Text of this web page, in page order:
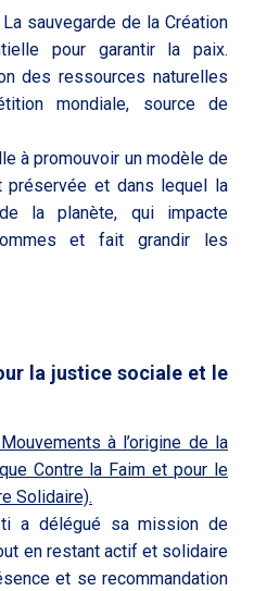
La sauvegarde de la Création
pour garantir la paix.
des ressources naturelles
mondiale, source de
à promouvoir un modèle de
et dans lequel la
la planète, qui impacte
et fait grandir les
la justice sociale et le
à l’origine de la
Contre la Faim et pour le
Solidaire).
a délégué sa mission de
en restant actif et solidaire
et se recommandation